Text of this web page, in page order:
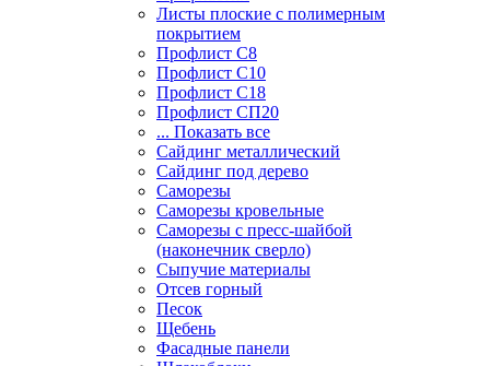
Листы плоские с полимерным
покрытием
Профлист С8
Профлист С10
Профлист С18
Профлист СП20
... Показать все
Сайдинг металлический
Cайдинг под дерево
Саморезы
Саморезы кровельные
Саморезы с пресс-шайбой
(наконечник сверло)
Сыпучие материалы
Отсев горный
Песок
Щебень
Фасадные панели